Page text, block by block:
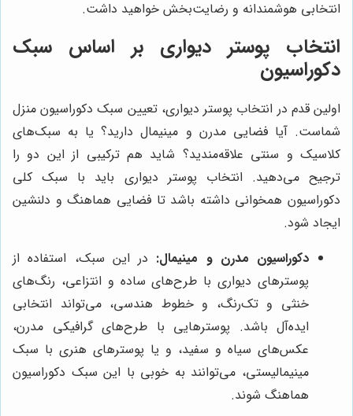
انتخابی هوشمندانه و رضایت‌بخش خواهید داشت.
انتخاب پوستر دیواری بر اساس سبک
دکوراسیون
اولین قدم در انتخاب پوستر دیواری، تعیین سبک دکوراسیون منزل
شماست. آیا فضایی مدرن و مینیمال دارید؟ یا به سبک‌های
کلاسیک و سنتی علاقه‌مندید؟ شاید هم ترکیبی از این دو را
ترجیح می‌دهید. انتخاب پوستر دیواری باید با سبک کلی
دکوراسیون همخوانی داشته باشد تا فضایی هماهنگ و دلنشین
ایجاد شود.
دکوراسیون مدرن و مینیمال: در این سبک، استفاده از
پوسترهای دیواری با طرح‌های ساده و انتزاعی، رنگ‌های
خنثی و تک‌رنگ، و خطوط هندسی، می‌تواند انتخابی
ایده‌آل باشد. پوسترهایی با طرح‌های گرافیکی مدرن،
عکس‌های سیاه و سفید، و یا پوسترهای هنری با سبک
مینیمالیستی، می‌توانند به خوبی با این سبک دکوراسیون
هماهنگ شوند.